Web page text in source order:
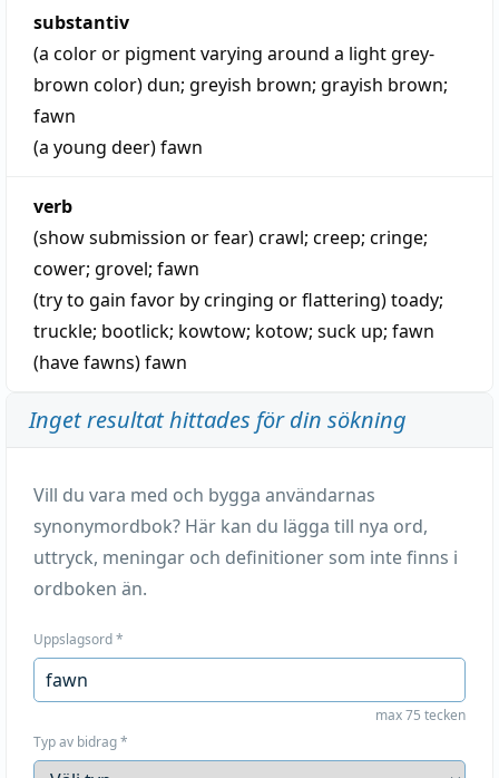
substantiv
(a color or pigment varying around a light grey-
brown color)dun; greyish brown; grayish brown;
fawn
(a young deer)fawn
verb
(show submission or fear)crawl; creep; cringe;
cower; grovel; fawn
(try to gain favor by cringing or flattering)toady;
truckle; bootlick; kowtow; kotow; suck up; fawn
(have fawns)fawn
Inget resultat hittades för din sökning
Vill du vara med och bygga användarnas
synonymordbok? Här kan du lägga till nya ord,
uttryck, meningar och definitioner som inte finns i
ordboken än.
Uppslagsord*
max 75 tecken
Typ av bidrag*